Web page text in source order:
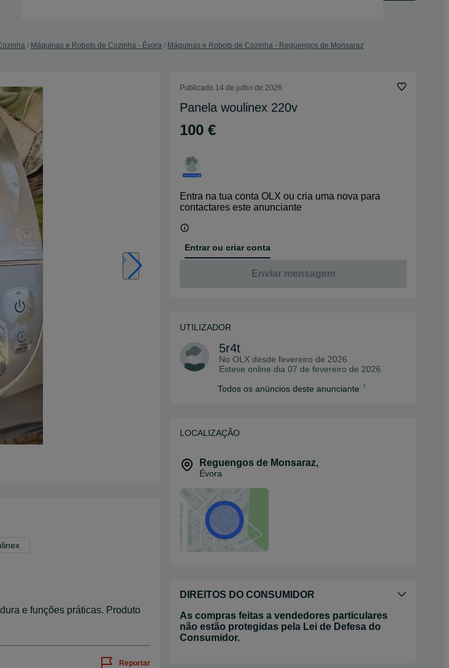
Máquinas e Robots de Cozinha - Évora Máquinas e Robots de Cozinha - Reguengos de Monsaraz
e funções práticas. Produto
Reportar
Publicado 14 de julho de 2026
Panela woulinex 220v
100 €
Entra na tua conta OLX ou cria uma nova para
contactares este anunciante
Entrar ou criar conta
Enviar mensagem
UTILIZADOR
5r4t
No OLX desde fevereiro de 2026
Esteve online dia 07 de fevereiro de 2026
Todos os anúncios deste anunciante
LOCALIZAÇÃO
Reguengos de Monsaraz,
Évora
DIREITOS DO CONSUMIDOR
As compras feitas a vendedores particulares
não estão protegidas pela Lei de Defesa do
Consumidor.